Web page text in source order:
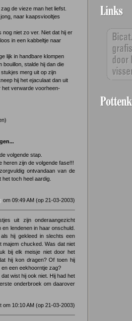
de vieze man het liefst.
naar kaapsviooltjes
nog niet zo ver. Niet dat hij er
in een kabbeltje naar
lijk in handbare klompen
stalde hij dan die
merg uit op zijn
hij het ejaculaat dan uit
het verwarde voorheen-
volgende stap.
heren zijn de volgende fase!!!
ontvandaan van de
toch heel aardig.
om 09:49 AM (op 21-03-2003)
uit zijn onderaangezicht
lendenen in haar onschuld.
hij gekleed in slechts een
chucked. Was dat niet
bij elk meisje niet door het
hij kon dragen? Of toen hij
een eekhoorntje zag?
wist hij ook niet. Hij had het
onderbroek om daarover
om 10:10 AM (op 21-03-2003)